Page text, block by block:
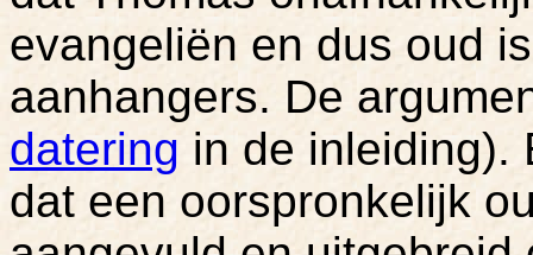
evangeliën en dus oud
aanhangers. De
datering in de inleiding).
dat een oorspronkelijk